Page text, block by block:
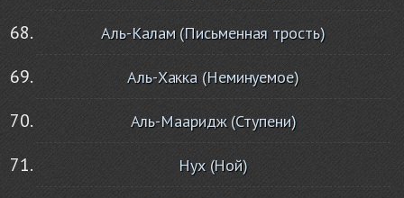
Аль-Калам (Письменная трость)
Аль-Хакка (Неминуемое)
Аль-Мааридж (Ступени)
Нух (Ной)